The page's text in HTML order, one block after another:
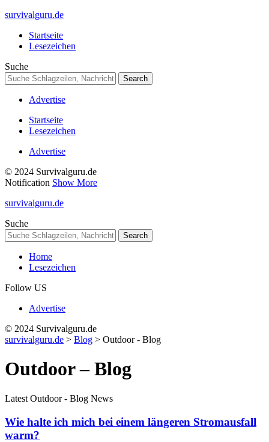
survivalguru.de
Startseite
Lesezeichen
Suche
Advertise
Startseite
Lesezeichen
Advertise
© 2024 Survivalguru.de
Notification Show More
survivalguru.de
Suche
Home
Lesezeichen
Follow US
Advertise
© 2024 Survivalguru.de
survivalguru.de > Blog > Outdoor - Blog
Outdoor – Blog
Latest Outdoor - Blog News
Wie halte ich mich bei einem längeren Stromausfall
warm?